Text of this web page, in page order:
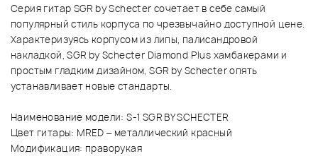
Серия гитар SGR by Schecter сочетает в себе самый
популярный стиль корпуса по чрезвычайно доступной цене.
Характеризуясь корпусом из липы, палисандровой
накладкой, SGR by Schecter Diamond Plus хамбакерами и
простым гладким дизайном, SGR by Schecter опять
устанавливает новые стандарты.
Наименование модели: S-1 SGR BY SCHECTER
Цвет гитары: MRED – металлический красный
Модификация: праворукая